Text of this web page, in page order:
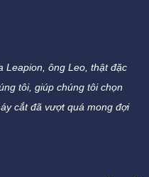
Leapion, ông Leo, thật đặc
tôi, giúp chúng tôi chọn
cắt đã vượt quá mong đợi